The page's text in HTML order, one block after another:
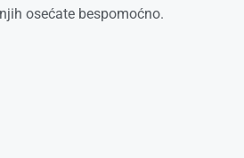
osećate bespomoćno.